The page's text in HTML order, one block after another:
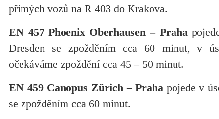
přímých vozů na R 403 do Krakova.
EN 457 Phoenix Oberhausen – Praha
Dresden se zpožděním cca 60 minut, v
očekáváme zpoždění cca 45 – 50 minut.
EN 459 Canopus Zürich – Prahapojede v
se zpožděním cca 60 minut.